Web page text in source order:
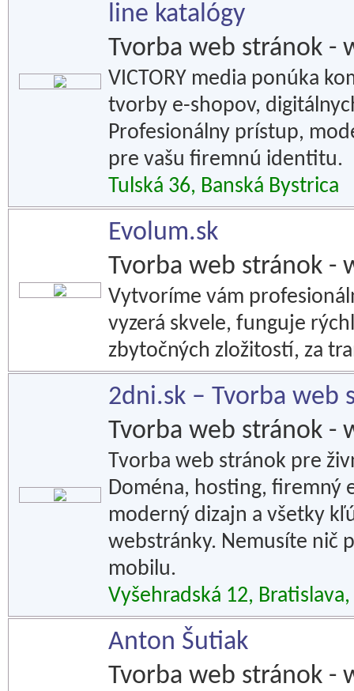
line katalógy
Tvorba web stránok -
VICTORY media ponúka
tvorby e-shopov,
Profesionálny prístup,
pre vašu firemnú identitu.
Tulská 36, Banská Bystrica
Evolum.sk
Tvorba web stránok -
Vytvoríme vám
vyzerá skvele, funguje
zbytočných zložitostí, za
2dni.sk – Tvorba web
Tvorba web stránok -
Tvorba web stránok pre
Doména, hosting, firemný
moderný dizajn a všetky
webstránky. Nemusíte nič
mobilu.
Vyšehradská 12,
Anton Šutiak
Tvorba web stránok -